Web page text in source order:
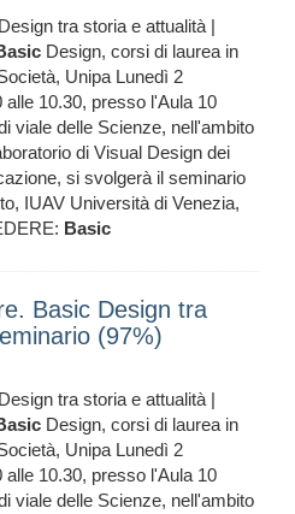
Design tra storia e attualità |
Design, corsi di laurea in
Unipa Lunedì 2
10.30, presso l'Aula 10
viale delle Scienze, nell'ambito
di Visual Design dei
si svolgerà il seminario
IUAV Università di Venezia,
Basic
Basic Design tra
(97%)
Design tra storia e attualità |
Design, corsi di laurea in
Unipa Lunedì 2
10.30, presso l'Aula 10
viale delle Scienze, nell'ambito